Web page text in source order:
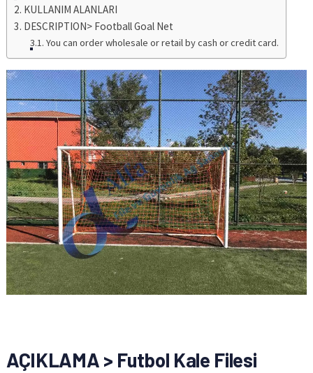
KULLANIM ALANLARI
DESCRIPTION> Football Goal Net
You can order wholesale or retail by cash or credit card.
AÇIKLAMA > Futbol Kale Filesi